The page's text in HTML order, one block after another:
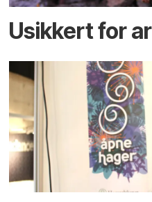
Usikkert for